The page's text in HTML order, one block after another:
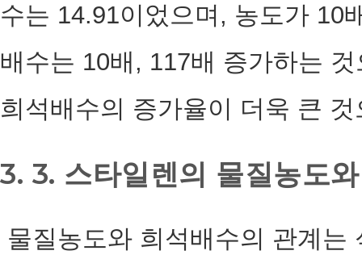
수는 14.91이었으며, 농도가 10
배수는 10배, 117배 증가하는
희석배수의 증가율이 더욱 큰
3. 3. 스타일렌의 물질농도
물질농도와 희석배수의 관계는